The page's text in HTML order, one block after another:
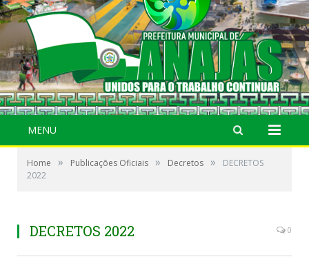
MENU
Home » Publicações Oficiais » Decretos »
DECRETOS
2022
DECRETOS 2022 0